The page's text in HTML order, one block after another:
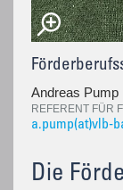
Andreas Pump
REFERENT FÜR
a.pump(at)vlb-
Die